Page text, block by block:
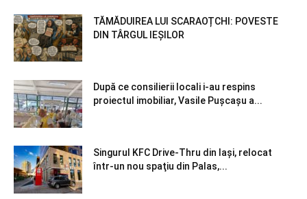
TĂMĂDUIREA LUI SCARAOȚCHI: POVESTE
DIN TÂRGUL IEȘILOR
După ce consilierii locali i-au respins
proiectul imobiliar, Vasile Pușcașu a...
Singurul KFC Drive-Thru din Iași, relocat
într-un nou spaţiu din Palas,...